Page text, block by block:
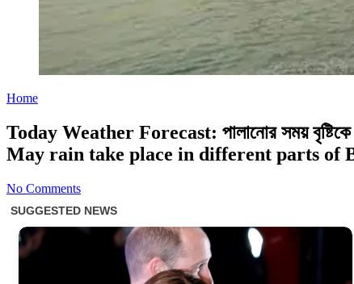
Home
Today Weather Forecast: পালানোর সময়
May rain take place in different parts of
No Comments